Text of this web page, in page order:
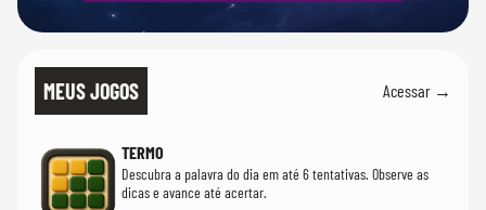
MEUS JOGOS Acessar →
TERMO
Descubra a palavra do dia em até 6 tentativas. Observe as
dicas e avance até acertar.